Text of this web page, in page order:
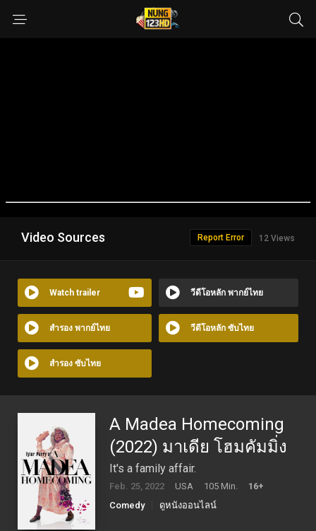
Video Sources 12 Views
Report Error
Watch trailer วีดีโอหลัก พากย์ไทย
สำรอง พากย์ไทย วีดีโอหลัก ซับไทย
สำรอง ซับไทย
A Madea Homecoming
(2022) มาเดีย โฮมคัมมิ่ง
It's a family affair.
Feb. 25, 2022 USA 105 Min.
16+
Comedy
ดูหนังออนไลน์